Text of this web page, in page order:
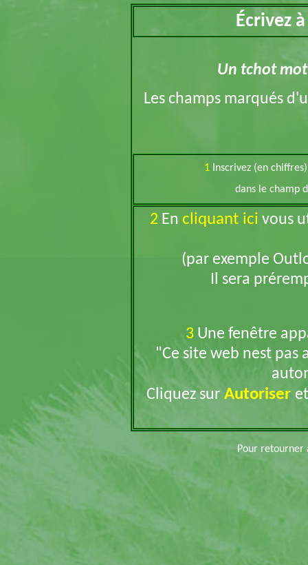
Écrivez
Un tchot
Les champs marqués
1 Inscrivez (en
dans le champ
2En cliquant ici vous
(par exemple
Il sera
3Une fenêtre
"Ce site web nest pas
Cliquez sur Autoriser
Pour retourner